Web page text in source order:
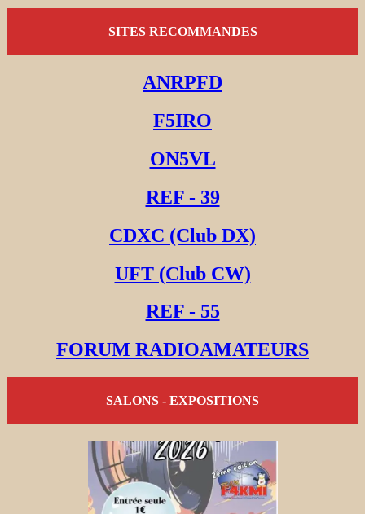
SITES RECOMMANDES
ANRPFD
F5IRO
ON5VL
REF - 39
CDXC (Club DX)
UFT (Club CW)
REF - 55
FORUM RADIOAMATEURS
SALONS - EXPOSITIONS